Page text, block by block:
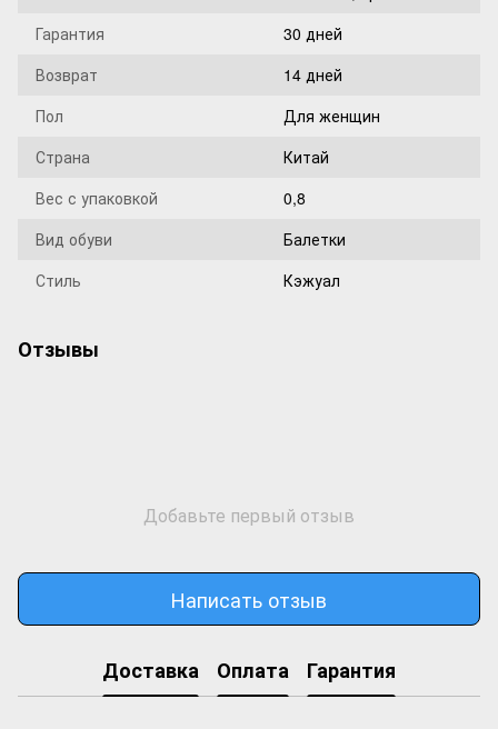
Гарантия
30 дней
Возврат
14 дней
Пол
Для женщин
Страна
Китай
Вес с упаковкой
0,8
Вид обуви
Балетки
Стиль
Кэжуал
Отзывы
Добавьте первый отзыв
Написать отзыв
Доставка Оплата Гарантия